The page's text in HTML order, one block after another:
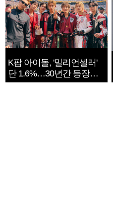
K팝 아이돌, '밀리언셀러'
단 1.6%…30년간 등장
1182개팀 전수조사